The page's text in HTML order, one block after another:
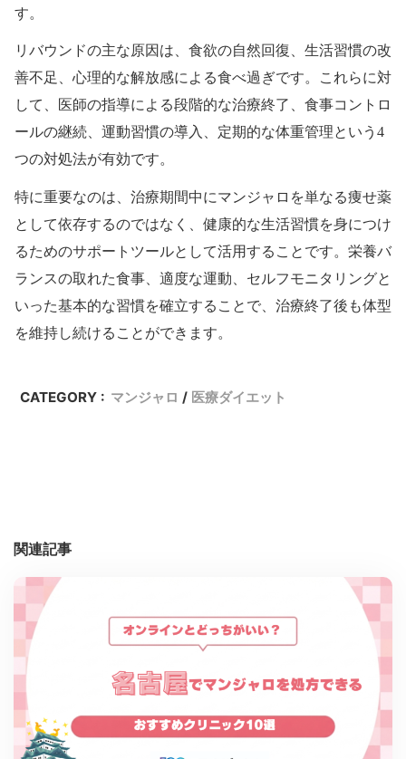
す。
リバウンドの主な原因は、食欲の自然回復、生活習慣の改
善不足、心理的な解放感による食べ過ぎです。これらに対
して、医師の指導による段階的な治療終了、食事コントロ
ールの継続、運動習慣の導入、定期的な体重管理という4
つの対処法が有効です。
特に重要なのは、治療期間中にマンジャロを単なる痩せ薬
として依存するのではなく、健康的な生活習慣を身につけ
るためのサポートツールとして活用することです。栄養バ
ランスの取れた食事、適度な運動、セルフモニタリングと
いった基本的な習慣を確立することで、治療終了後も体型
を維持し続けることができます。
CATEGORY : マンジャロ 医療ダイエット
関連記事